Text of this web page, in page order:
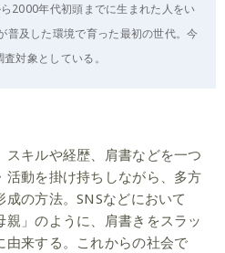
2000年代初頭までに生まれた人をい
普及した環境で育った最初の世代。今
対象としている。
キルや経歴、肩書などを一つ
活動を掛け持ちしながら、多方
の方法。SNSなどにおいて
親」のように、肩書きをスラッ
由来する。これからの社会で